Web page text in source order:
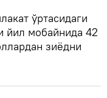
ўртасидаги
йил мобайнида 42
зиёдни